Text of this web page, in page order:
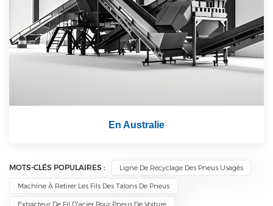
En Australie
MOTS-CLÉS POPULAIRES : Ligne De Recyclage Des Pneus Usagés
Machine À Retirer Les Fils Des Talons De Pneus
Extracteur De Fil D'acier Pour Pneus De Voiture